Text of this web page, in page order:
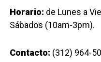
Horario: de Lunes a
Sábados (10am-3pm).
Contacto: (312) 964-